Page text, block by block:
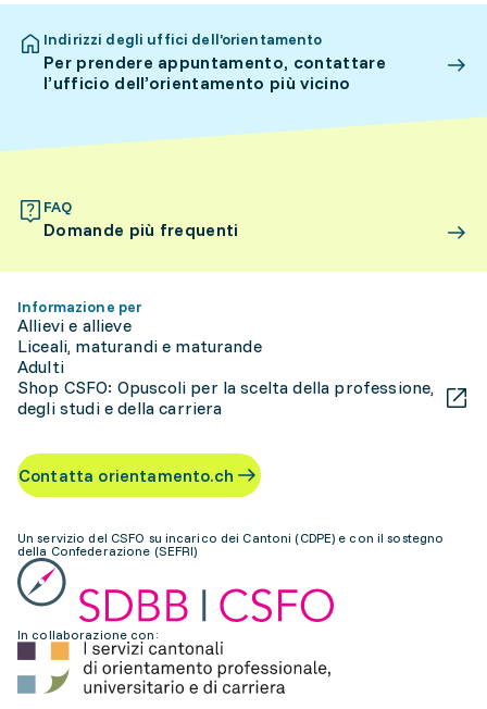
Indirizzi degli uffici dell’orientamento
Per prendere appuntamento, contattare
l’ufficio dell’orientamento più vicino
FAQ
Domande più frequenti
Informazione per
Allievi e allieve
Liceali, maturandi e maturande
Adulti
Shop CSFO: Opuscoli per la scelta della professione,
degli studi e della carriera
Contatta orientamento.ch
Un servizio del CSFO su incarico dei Cantoni (CDPE) e con il sostegno
della Confederazione (SEFRI)
In collaborazione con: